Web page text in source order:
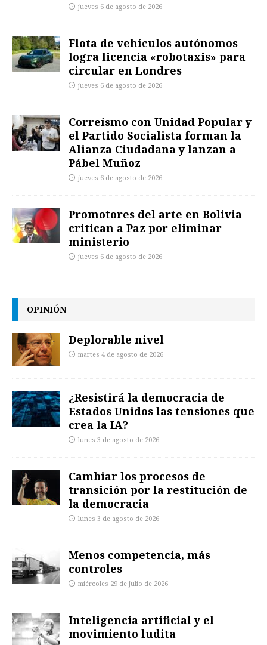
jueves 6 de agosto de 2026
Flota de vehículos autónomos
logra licencia «robotaxis» para
circular en Londres
jueves 6 de agosto de 2026
Correísmo con Unidad Popular y
el Partido Socialista forman la
Alianza Ciudadana y lanzan a
Pábel Muñoz
jueves 6 de agosto de 2026
Promotores del arte en Bolivia
critican a Paz por eliminar
ministerio
jueves 6 de agosto de 2026
OPINIÓN
Deplorable nivel
martes 4 de agosto de 2026
¿Resistirá la democracia de
Estados Unidos las tensiones que
crea la IA?
lunes 3 de agosto de 2026
Cambiar los procesos de
transición por la restitución de
la democracia
lunes 3 de agosto de 2026
Menos competencia, más
controles
miércoles 29 de julio de 2026
Inteligencia artificial y el
movimiento ludita